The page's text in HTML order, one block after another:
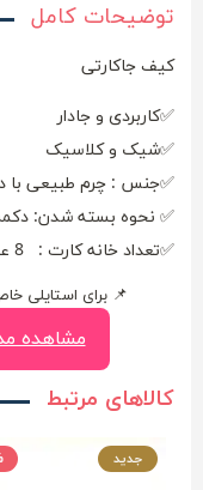
توضیحات کامل
کیف جاکارتی
✅کاربردی و جادار
✅شیک و کلاسیک
✅جنس : چرم طبیعی با
✅ نحوه بسته شدن:
✅تعداد خانه کارت : 8 عدد
📌 برای استایلی
مشاهده
کالاهای مرتبط
جدید